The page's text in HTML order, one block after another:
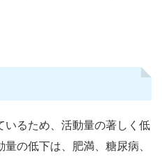
いるため、活動量の著しく低
の低下は、肥満、糖尿病、